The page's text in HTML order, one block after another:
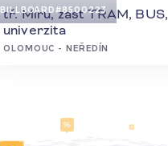
BILLBOARD#8500223
tř. Míru, zast TRAM, BUS,
univerzita
OLOMOUC - NEŘEDÍN